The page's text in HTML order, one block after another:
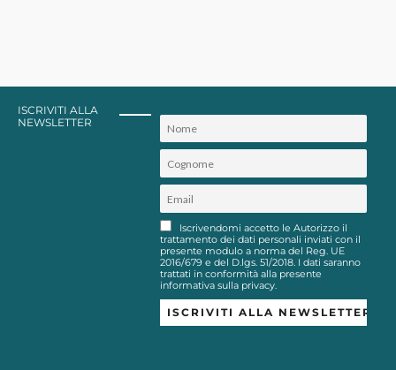
ISCRIVITI ALLA
NEWSLETTER
Iscrivendomi accetto le Autorizzo il
trattamento dei dati personali inviati con il
presente modulo a norma del Reg. UE
2016/679 e del D.lgs. 51/2018. I dati saranno
trattati in conformità alla presente
informativa sulla privacy.